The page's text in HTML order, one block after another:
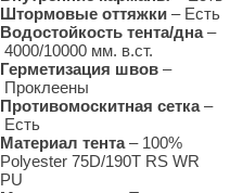
Штормовые оттяжки –Есть
Водостойкость тента/дна–
4000/10000 мм. в.ст.
Герметизация швов –
Проклеены
Противомоскитная сетка–
Есть
Материал тента–100%
Polyester 75D/190T RS WR
PU